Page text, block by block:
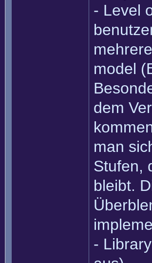
- Level
model
dem
man
Stufen,
bleibt.
-